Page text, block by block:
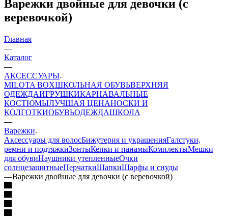
Варежки двойные для девочки (с
веревочкой)
Главная
—
Каталог
—
АКСЕССУАРЫ
MILOTA BOXШКОЛЬНАЯ ОБУВЬВЕРХНЯЯ
ОДЕЖДАИГРУШКИКАРНАВАЛЬНЫЕ
КОСТЮМЫЛУЧШАЯ ЦЕНАНОСКИ И
КОЛГОТКИОБУВЬОДЕЖДАШКОЛА
—
Варежки
Аксессуары для волосБижутерия и украшенияГалстуки,
ремни и подтяжкиЗонтыКепки и панамыКомплектыМешки
для обувиНаушники утепленныеОчки
солнцезащитныеПерчаткиШапкиШарфы и снуды
—Варежки двойные для девочки (с веревочкой)